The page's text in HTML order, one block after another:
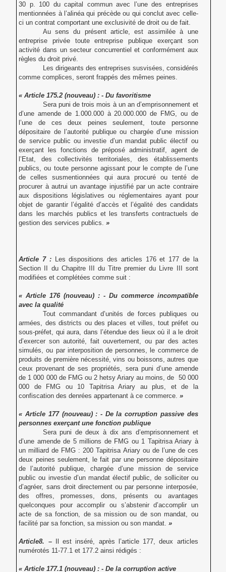
30 p. 100 du capital commun avec l’une des entreprises
mentionnées à l’alinéa qui précède ou qui conclut avec celle-
ci un contrat comportant une exclusivité de droit ou de fait.
Au sens du présent article, est assimilée à une
entreprise privée toute entreprise publique exerçant son
activité dans un secteur concurrentiel et conformément aux
règles du droit privé.
Les dirigeants des entreprises susvisées, considérés
comme complices, seront frappés des mêmes peines.
« Article 175.2 (nouveau) : - Du favoritisme
Sera puni de trois mois à un an d’emprisonnement et
d’une amende de 1.000.000 à 20.000.000 de FMG, ou de
l’une de ces deux peines seulement, toute personne
dépositaire de l’autorité publique ou chargée d’une mission
de service public ou investie d’un mandat public électif ou
exerçant les fonctions de préposé administratif, agent de
l’Etat, des collectivités territoriales, des établissements
publics, ou toute personne agissant pour le compte de l’une
de celles susmentionnées qui aura procuré ou tenté de
procurer à autrui un avantage injustifié par un acte contraire
aux dispositions législatives ou réglementaires ayant pour
objet de garantir l’égalité d’accès et l’égalité des candidats
dans les marchés publics et les transferts contractuels de
gestion des services publics. »
Article 7 : Les dispositions des articles 176 et 177 de la
Section II du Chapitre III du Titre premier du Livre III sont
modifiées et complétées comme suit :
« Article 176 (nouveau) : - Du commerce incompatible
avec la qualité
Tout commandant d’unités de forces publiques ou
armées, des districts ou des places et villes, tout préfet ou
sous-préfet, qui aura, dans l’étendue des lieux où il a le droit
d’exercer son autorité, fait ouvertement, ou par des actes
simulés, ou par interposition de personnes, le commerce de
produits de première nécessité, vins ou boissons, autres que
ceux provenant de ses propriétés, sera puni d’une amende
de 1 000 000 de FMG ou 2 hetsy Ariary au moins, de 50 000
000 de FMG ou 10 Tapitrisa Ariary au plus, et de la
confiscation des denrées appartenant à ce commerce. »
« Article 177 (nouveau) : - De la corruption passive des
personnes exerçant une fonction publique
Sera puni de deux à dix ans d’emprisonnement et
d’une amende de 5 millions de FMG ou 1 Tapitrisa Ariary à
un milliard de FMG : 200 Tapitrisa Ariary ou de l’une de ces
deux peines seulement, le fait par une personne dépositaire
de l’autorité publique, chargée d’une mission de service
public ou investie d’un mandat électif public, de solliciter ou
d’agréer, sans droit directement ou par personne interposée,
des offres, promesses, dons, présents ou avantages
quelconques pour accomplir ou s’abstenir d’accomplir un
acte de sa fonction, de sa mission ou de son mandat, ou
facilité par sa fonction, sa mission ou son mandat. »
Article8. –
Il est inséré, après l’article 177, deux articles
numérotés 11-77.1 et 177.2 ainsi rédigés :
« Article 177.1 (nouveau) : - De la corruption active